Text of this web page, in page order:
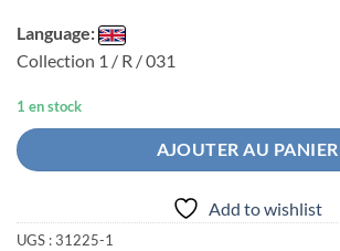
Language:
Collection 1 / R / 031
1 en stock
AJOUTER AU PANIER
Add to wishlist
UGS :31225-1